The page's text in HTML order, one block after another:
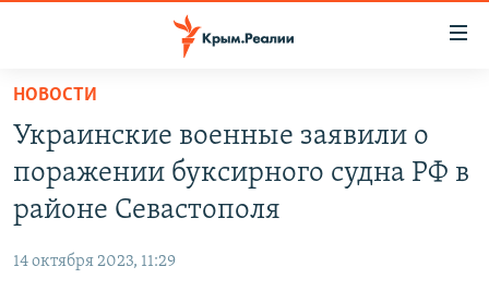
Вернуться
основному
содержанию
Вернутся
главной
навигации
СПЕЦПРОЕКТЫ
ГРУЗ 200
11 ЛЕТ ОККУПАЦИИ КРЫМА. 11 ИСТОРИЙ СОПРОТИВЛЕНИЯ
ВОДА
ЕЩЕ
НОВОСТИ
Украинские военные заявили о
поражении буксирного судна РФ в
районе Севастополя
14 октября 2023, 11:29